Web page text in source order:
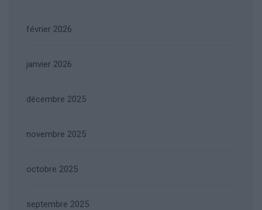
février 2026
janvier 2026
décembre 2025
novembre 2025
octobre 2025
septembre 2025